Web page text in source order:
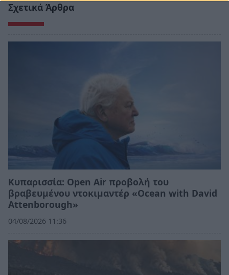
Σχετικά Άρθρα
Κυπαρισσία: Open Air προβολή του
βραβευμένου ντοκιμαντέρ «Ocean with David
Attenborough»
04/08/2026 11:36